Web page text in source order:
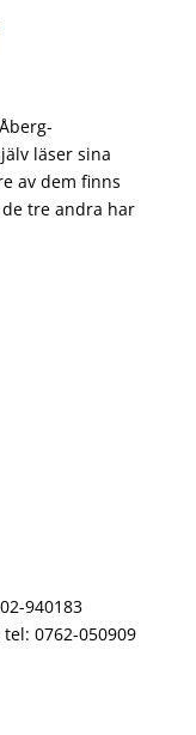
läser sina
av dem finns
tre andra har
940183
0762-050909